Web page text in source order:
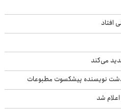
افتاد
می‌کند
نویسنده پیشکسوت مطبوعات
شد